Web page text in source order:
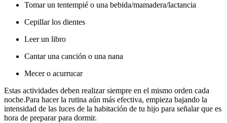
Tomar un tentempié o una bebida/mamadera/lactancia
Cepillar los dientes
Leer un libro
Cantar una canción o una nana
Mecer o acurrucar
Estas actividades deben realizar siempre en el mismo orden cada
noche.Para hacer la rutina aún más efectiva, empieza bajando la
intensidad de las luces de la habitación de tu hijo para señalar que es
hora de preparar para dormir.